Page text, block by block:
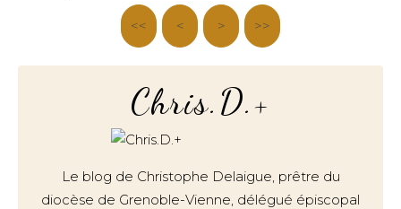
<< < > >>
Chris.D.+
Le blog de Christophe Delaigue, prêtre du
diocèse de Grenoble-Vienne, délégué épiscopal